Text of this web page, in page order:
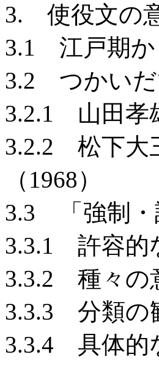
3. 使役文の
3.1 江戸期か
3.2 つかいだ
3.2.1 山田孝
3.2.2 松下大
（1968）
3.3 「強制・
3.3.1 許容的
3.3.2 種々の
3.3.3 分類の
3.3.4 具体的